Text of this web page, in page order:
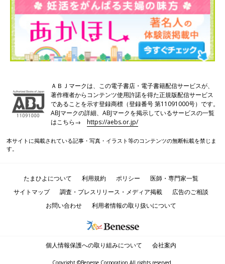
ＡＢＪマークは、この電子書店・電子書籍配信サービスが、
著作権者からコンテンツ使用許諾を得た正規版配信サービス
であることを示す登録商標（登録番号 第11091000号）です。
ABJマークの詳細、ABJマークを掲示しているサービスの一覧
はこちら→https://aebs.or.jp/
本サイトに掲載されている記事・写真・イラスト等のコンテンツの無断転載を禁じま
す。
たまひよについて 利用規約 ポリシー
医師・専門家一覧
サイトマップ
調査・プレスリリース・メディア掲載
広告のご相談
お問い合わせ
利用者情報の取り扱いについて
個人情報保護への取り組みについて 会社案内